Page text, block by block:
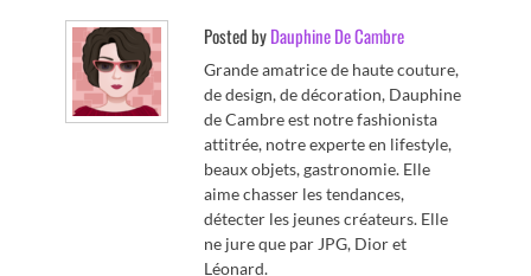
Posted byDauphine De Cambre
Grande amatrice de haute couture,
de design, de décoration, Dauphine
de Cambre est notre fashionista
attitrée, notre experte en lifestyle,
beaux objets, gastronomie. Elle
aime chasser les tendances,
détecter les jeunes créateurs. Elle
ne jure que par JPG, Dior et
Léonard.